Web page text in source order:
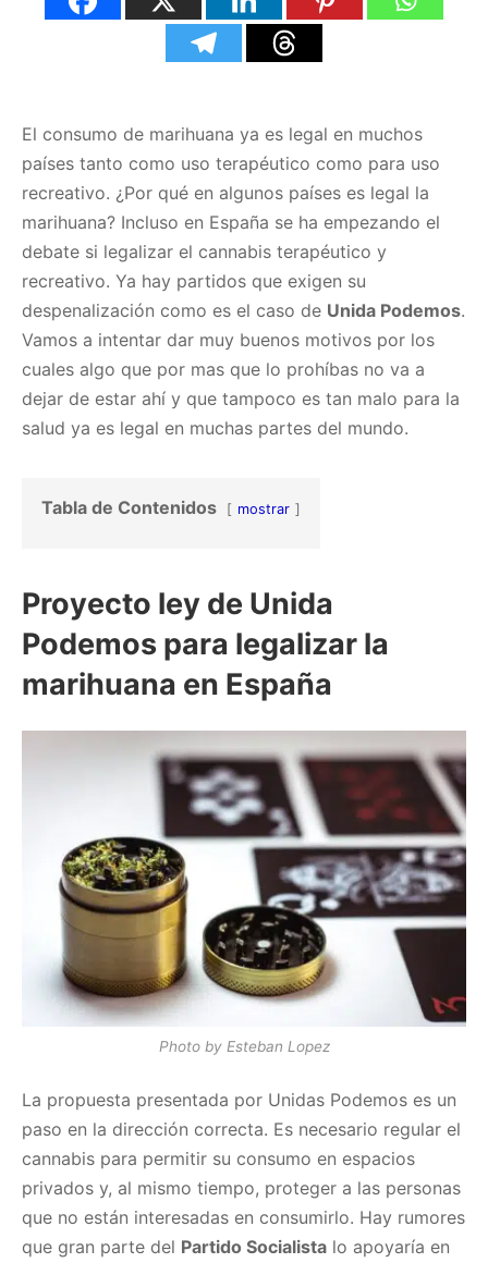
El consumo de marihuana ya es legal en muchos
países tanto como uso terapéutico como para uso
recreativo. ¿Por qué en algunos países es legal la
marihuana? Incluso en España se ha empezando el
debate si legalizar el cannabis terapéutico y
recreativo. Ya hay partidos que exigen su
despenalización como es el caso de Unida Podemos.
Vamos a intentar dar muy buenos motivos por los
cuales algo que por mas que lo prohíbas no va a
dejar de estar ahí y que tampoco es tan malo para la
salud ya es legal en muchas partes del mundo.
Tabla de Contenidos mostrar
Proyecto ley de Unida
Podemos para legalizar la
marihuana en España
Photo by Esteban Lopez
La propuesta presentada por Unidas Podemos es un
paso en la dirección correcta. Es necesario regular el
cannabis para permitir su consumo en espacios
privados y, al mismo tiempo, proteger a las personas
que no están interesadas en consumirlo. Hay rumores
que gran parte del Partido Socialista lo apoyaría en